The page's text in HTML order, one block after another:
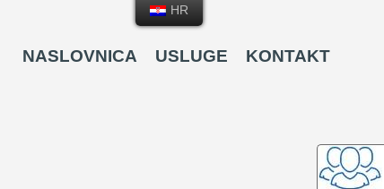
NASLOVNICA USLUGE KONTAKT
HR